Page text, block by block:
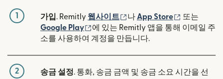
1 가입. Remitly 웹사이트 (새 창에서 열림)
나 App Store (새 창에서
또는
Google Play
(새 창에서 열림)
에 있는 Remitly 앱을 통해 이메일 주
소를 사용하여 계정을 만듭니다.
2 송금 설정. 통화, 송금 금액 및 송금 소요 시간을 선